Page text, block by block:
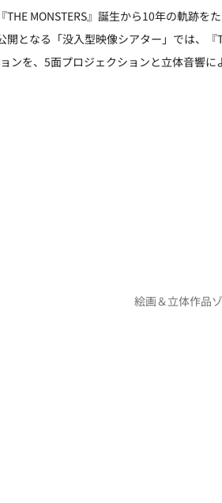
THE MONSTERS』誕生から10年の軌跡
開となる「没入型映像シアター」では、『
ンを、5面プロジェクションと立体音響に
絵画＆立体作品